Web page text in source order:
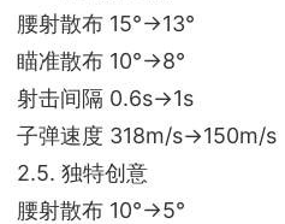
腰射散布 15°->13°
瞄准散布 10°->8°
射击间隔 0.6s->1s
子弹速度 318m/s->150m/s
2.5. 独特创意
腰射散布 10°->5°